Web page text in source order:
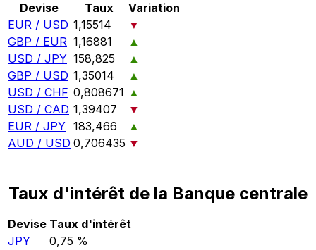
Devise Taux
Variation
EUR / USD 1,15514
▼
GBP / EUR 1,16881
▲
USD / JPY 158,825
▲
GBP / USD 1,35014
▲
USD / CHF 0,808671 ▲
USD / CAD 1,39407
▼
EUR / JPY 183,466
▲
AUD / USD 0,706435 ▼
Taux d'intérêt de la Banque centrale
Devise Taux d'intérêt
JPY
0,75 %